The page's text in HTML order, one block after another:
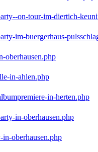
on-tour-im-diertich-
im-buergerhaus-
oberhausen.php
in-ahlen.php
in-herten.php
in-oberhausen.php
in-oberhausen.php